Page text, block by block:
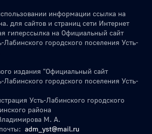
информации ссылка на
для сайтов и страниц сети Интернет
гиперссылка на Официальный сайт
городского поселения Усть-
издания "Официальный сайт
городского поселения Усть-
Усть-Лабинского городского
района
М. А.
adm_yst@mail.ru